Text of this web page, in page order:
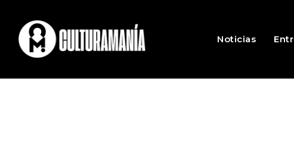
Noticias